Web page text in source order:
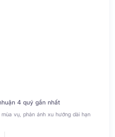
4 quý gần nhất
vụ, phản ánh xu hướng dài hạn